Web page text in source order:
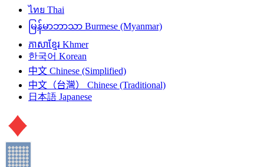
ไทย Thai
မြန်မာဘာသာ Burmese (Myanmar)
ភាសាខ្មែរ Khmer
한국어 Korean
中文 Chinese (Simplified)
中文（台灣）
Chinese (Traditional)
日本語 Japanese